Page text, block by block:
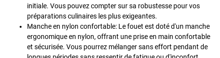
initiale. Vous pouvez compter sur sa robustesse pour vos
préparations culinaires les plus exigeantes.
Manche en nylon confortable: Le fouet est doté d'un manche
ergonomique en nylon, offrant une prise en main confortable
et sécurisée. Vous pourrez mélanger sans effort pendant de